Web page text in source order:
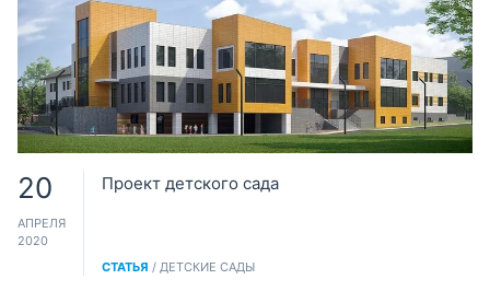
20
АПРЕЛЯ
2020
Проект детского сада
СТАТЬЯ / ДЕТСКИЕ САДЫ